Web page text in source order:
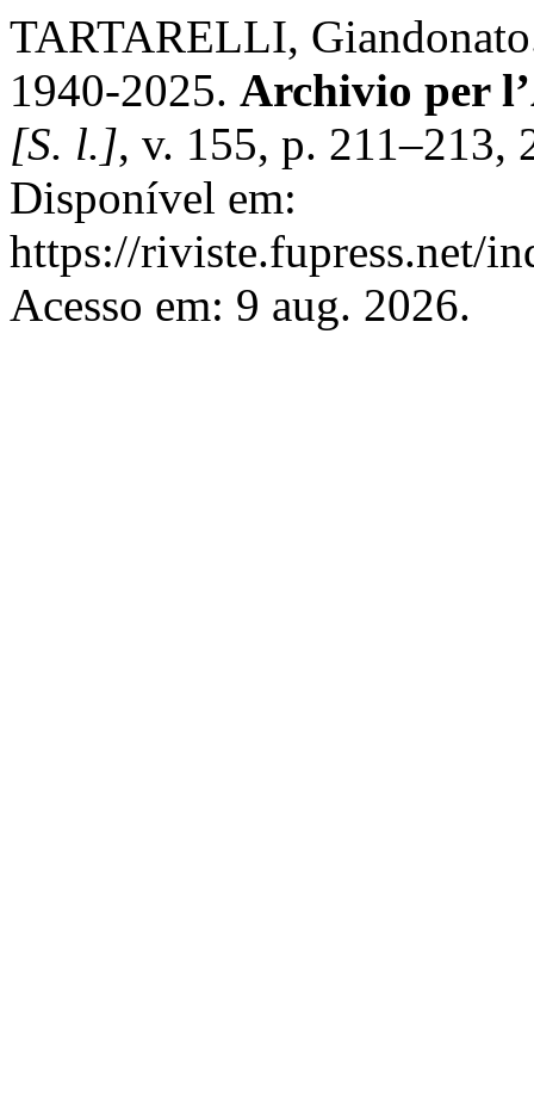
TARTARELLI,
1940-2025. Archivio per
[S. l.], v. 155, p. 211–213,
Disponível em:
https://riviste.fupress.net/
Acesso em: 9 aug. 2026.